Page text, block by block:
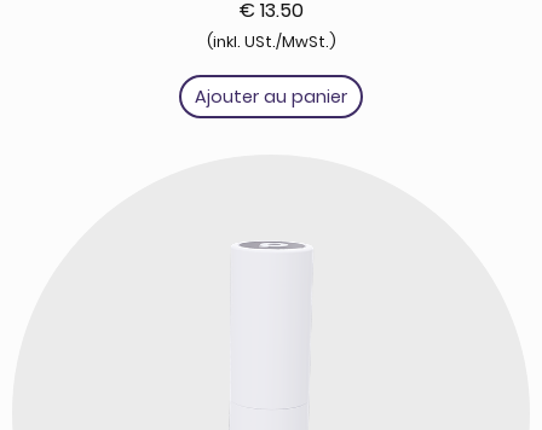
€ 13.50
(inkl. USt./MwSt.)
Ajouter au panier